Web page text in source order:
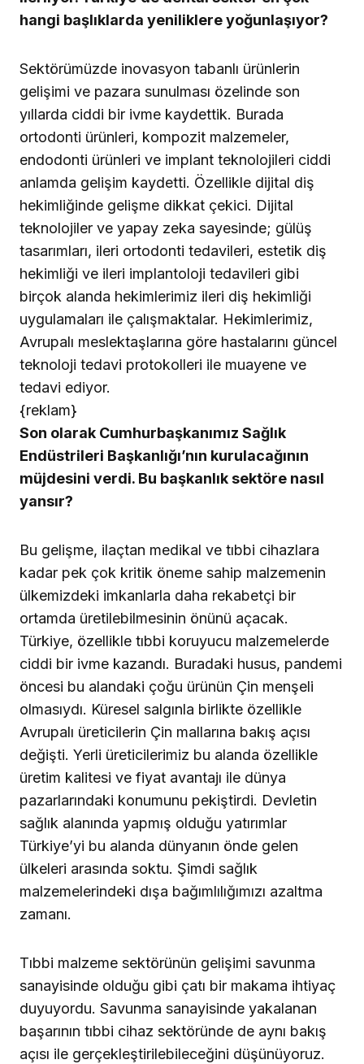
hangi başlıklarda yeniliklere yoğunlaşıyor?
Sektörümüzde inovasyon tabanlı ürünlerin
gelişimi ve pazara sunulması özelinde son
yıllarda ciddi bir ivme kaydettik. Burada
ortodonti ürünleri, kompozit malzemeler,
endodonti ürünleri ve implant teknolojileri ciddi
anlamda gelişim kaydetti. Özellikle dijital diş
hekimliğinde gelişme dikkat çekici. Dijital
teknolojiler ve yapay zeka sayesinde; gülüş
tasarımları, ileri ortodonti tedavileri, estetik diş
hekimliği ve ileri implantoloji tedavileri gibi
birçok alanda hekimlerimiz ileri diş hekimliği
uygulamaları ile çalışmaktalar. Hekimlerimiz,
Avrupalı meslektaşlarına göre hastalarını güncel
teknoloji tedavi protokolleri ile muayene ve
tedavi ediyor.
{reklam}
Son olarak Cumhurbaşkanımız Sağlık
Endüstrileri Başkanlığı’nın kurulacağının
müjdesini verdi. Bu başkanlık sektöre nasıl
yansır?
Bu gelişme, ilaçtan medikal ve tıbbi cihazlara
kadar pek çok kritik öneme sahip malzemenin
ülkemizdeki imkanlarla daha rekabetçi bir
ortamda üretilebilmesinin önünü açacak.
Türkiye, özellikle tıbbi koruyucu malzemelerde
ciddi bir ivme kazandı. Buradaki husus, pandemi
öncesi bu alandaki çoğu ürünün Çin menşeli
olmasıydı. Küresel salgınla birlikte özellikle
Avrupalı üreticilerin Çin mallarına bakış açısı
değişti. Yerli üreticilerimiz bu alanda özellikle
üretim kalitesi ve fiyat avantajı ile dünya
pazarlarındaki konumunu pekiştirdi. Devletin
sağlık alanında yapmış olduğu yatırımlar
Türkiye’yi bu alanda dünyanın önde gelen
ülkeleri arasında soktu. Şimdi sağlık
malzemelerindeki dışa bağımlılığımızı azaltma
zamanı.
Tıbbi malzeme sektörünün gelişimi savunma
sanayisinde olduğu gibi çatı bir makama ihtiyaç
duyuyordu. Savunma sanayisinde yakalanan
başarının tıbbi cihaz sektöründe de aynı bakış
açısı ile gerçekleştirilebileceğini düşünüyoruz.